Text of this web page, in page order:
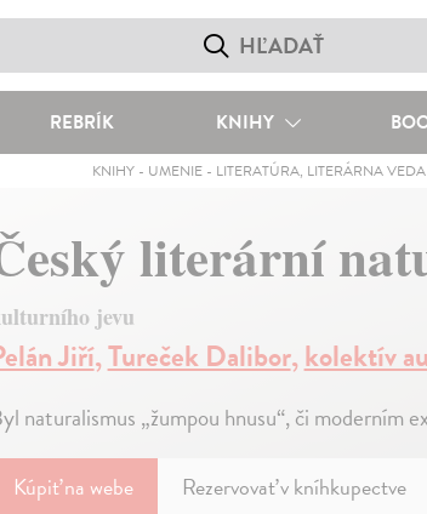
REBRÍK KNIHY
KNIHY - UMENIE - LITERATÚRA, LITERÁRNA VEDA
literární
jevu
Jiří,Tureček Dalibor,kolektív
naturalismus „žumpou hnusu“, či moderním
Kúpiťna webe Rezervovať v kníhkupectve